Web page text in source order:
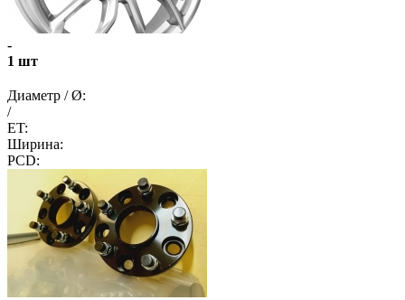
-
1 шт
Диаметр / Ø:
/
ET:
Ширина:
PCD: